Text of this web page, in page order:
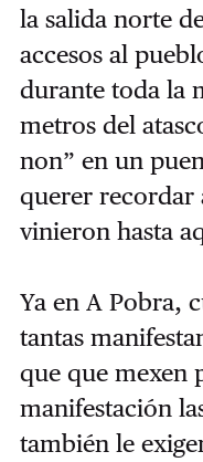
la salida norte
accesos al
durante toda la
metros del
non” en un
querer recordar
vinieron hasta
Ya en A Pobra,
tantas
que que mexen
manifestación
también le